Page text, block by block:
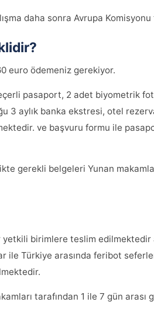
daha sonra Avrupa
euro ödemeniz gerekiyor.
pasaport, 2 adet biyometrik
3 aylık banka ekstresi, otel
ve başvuru formu ile
gerekli belgeleri Yunan
yetkili birimlere teslim
ile Türkiye arasında feribot
tarafından 1 ile 7 gün